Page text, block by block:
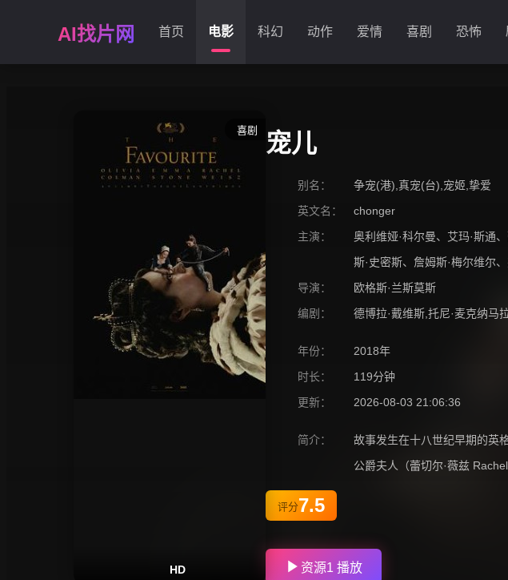
AI找片网 首页 电影 科幻 动作 爱情 喜剧 恐怖
喜剧
HD
宠儿
别名：
争宠(港),真宠(台),宠姬,挚爱
英文名：
chonger
主演：
奥利维娅·科尔曼、 艾玛·斯通、
斯·史密斯、 詹姆斯·梅尔维尔、
导演：
欧格斯·兰斯莫斯
编剧：
德博拉·戴维斯,托尼·麦克纳马
年份： 2018年
时长：
119分钟
更新：
2026-08-03 21:06:36
简介：
故事发生在十八世纪早期的英
公爵夫人（蕾切尔·薇兹
评分7.5
资源1 播放